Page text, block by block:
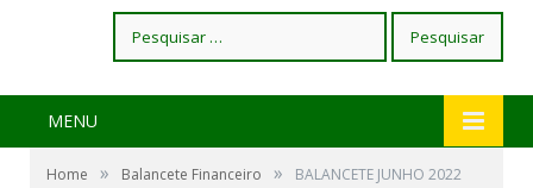
por:
MENU
Home » Balancete Financeiro » BALANCETE JUNHO 2022